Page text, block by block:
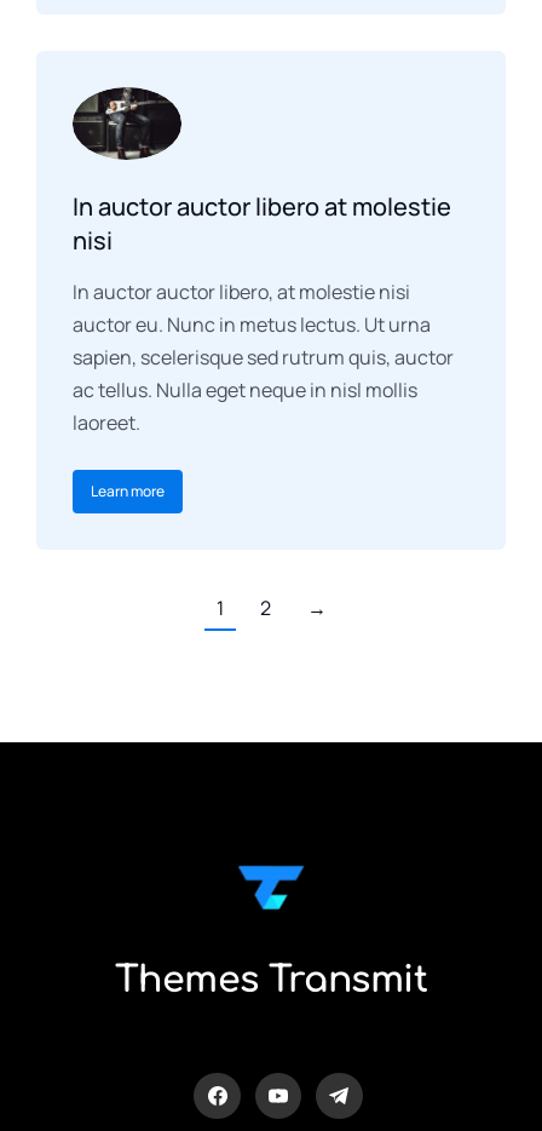
In auctor auctor libero at molestie
nisi
In auctor auctor libero, at molestie nisi
auctor eu. Nunc in metus lectus. Ut urna
sapien, scelerisque sed rutrum quis, auctor
ac tellus. Nulla eget neque in nisl mollis
laoreet.
Learn more
1 2 →
Themes Transmit